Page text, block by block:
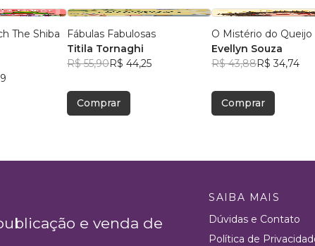
The Shiba
Fábulas Fabulosas
Titila Tornaghi
R$ 55,90R$ 44,25
Comprar
O Mistério do Queijo
Evellyn Souza
R$ 43,88R$ 34,74
Comprar
e venda de
SAIBA MAIS
Dúvidas e Contato
Política de